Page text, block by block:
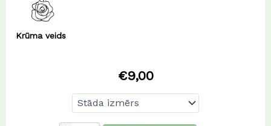
Krūma veids
€9,00